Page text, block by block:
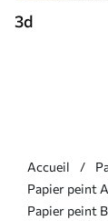
3d
Accueil
Papier peint
Papier peint